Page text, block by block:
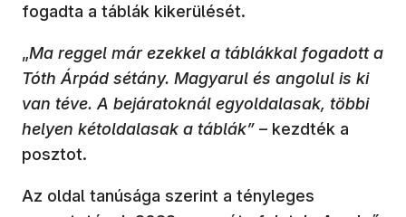
fogadta a táblák kikerülését.
„Ma reggel már ezekkel a táblákkal fogadott a
Tóth Árpád sétány. Magyarul és angolul is ki
van téve. A bejáratoknál egyoldalasak, többi
helyen kétoldalasak a táblák” – kezdték a
posztot.
Az oldal tanúsága szerint a tényleges